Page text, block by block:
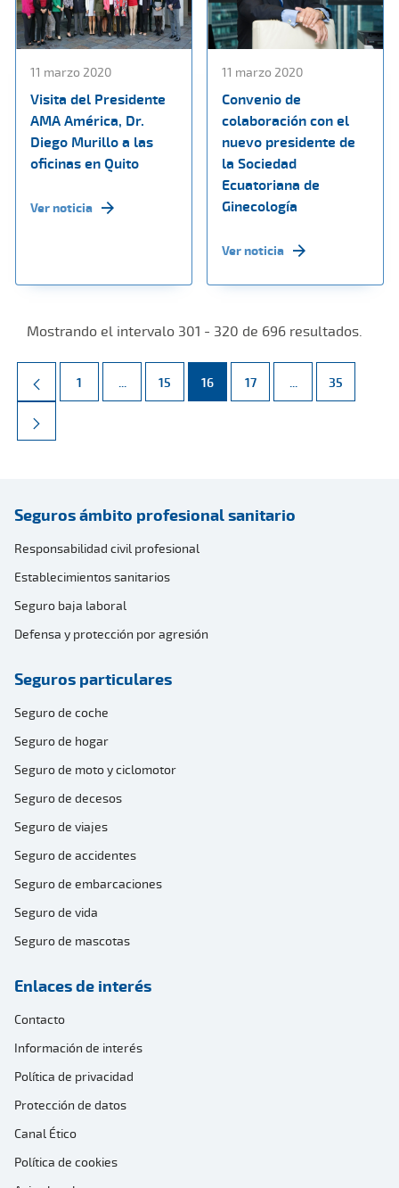
11 marzo 2020
Visita del Presidente
AMA América, Dr.
Diego Murillo a las
oficinas en Quito
Ver noticia
11 marzo 2020
Convenio de
colaboración con el
nuevo presidente de
la Sociedad
Ecuatoriana de
Ginecología
Ver noticia
Mostrando el intervalo 301 - 320 de 696 resultados.
Página
1 ... Páginas intermedias Use TAB para desplazarse.
Página
15 Página
16 Página
17 ... Páginas
Página
35
Seguros ámbito profesional sanitario
Responsabilidad civil profesional
Establecimientos sanitarios
Seguro baja laboral
Defensa y protección por agresión
Seguros particulares
Seguro de coche
Seguro de hogar
Seguro de moto y ciclomotor
Seguro de decesos
Seguro de viajes
Seguro de accidentes
Seguro de embarcaciones
Seguro de vida
Seguro de mascotas
Enlaces de interés
Contacto
Información de interés
Política de privacidad
Protección de datos
Canal Ético
Política de cookies